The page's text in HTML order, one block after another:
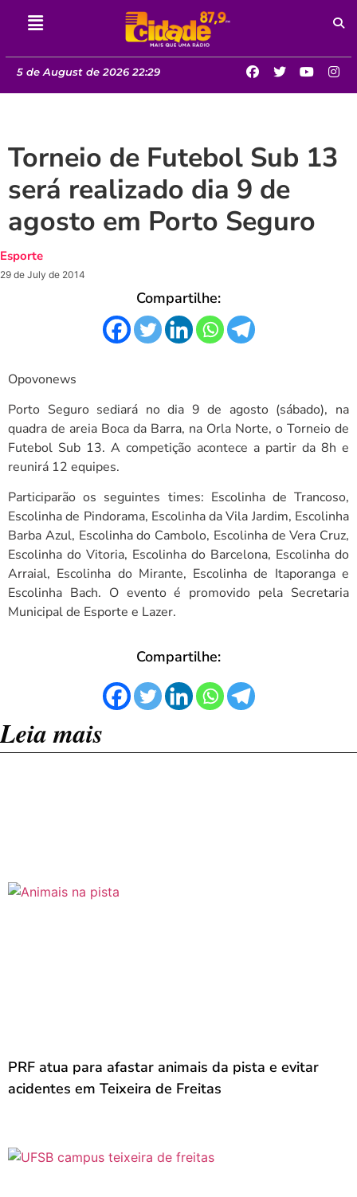
5 de August de 2026 22:29
Torneio de Futebol Sub 13
será realizado dia 9 de
agosto em Porto Seguro
Esporte
29 de July de 2014
Compartilhe:
Opovonews
Porto Seguro sediará no dia 9 de agosto (sábado), na
quadra de areia Boca da Barra, na Orla Norte, o Torneio de
Futebol Sub 13. A competição acontece a partir da 8h e
reunirá 12 equipes.
Participarão os seguintes times: Escolinha de Trancoso,
Escolinha de Pindorama, Escolinha da Vila Jardim, Escolinha
Barba Azul, Escolinha do Cambolo, Escolinha de Vera Cruz,
Escolinha do Vitoria, Escolinha do Barcelona, Escolinha do
Arraial, Escolinha do Mirante, Escolinha de Itaporanga e
Escolinha Bach. O evento é promovido pela Secretaria
Municipal de Esporte e Lazer.
Compartilhe:
Leia mais
PRF atua para afastar animais da pista e evitar
acidentes em Teixeira de Freitas